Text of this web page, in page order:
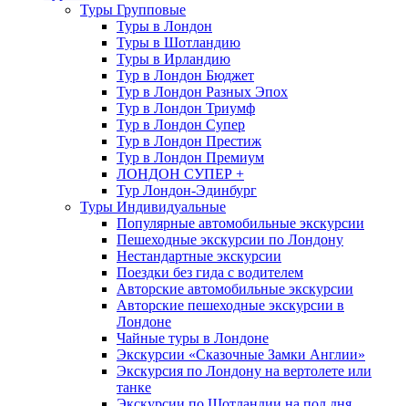
Туры Групповые
Туры в Лондон
Туры в Шотландию
Туры в Ирландию
Тур в Лондон Бюджет
Тур в Лондон Разных Эпох
Тур в Лондон Триумф
Тур в Лондон Супер
Тур в Лондон Престиж
Тур в Лондон Премиум
ЛОНДОН СУПЕР +
Тур Лондон-Эдинбург
Туры Индивидуальные
Популярные автомобильные экскурсии
Пешеходные экскурсии по Лондону
Нестандартные экскурсии
Поездки без гида с водителем
Авторские автомобильные экскурсии
Авторские пешеходные экскурсии в
Лондоне
Чайные туры в Лондоне
Экскурсии «Сказочные Замки Англии»
Экскурсия по Лондону на вертолете или
танке